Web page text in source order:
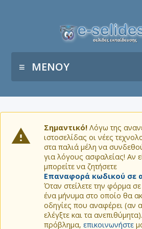
ΜΕΝΟΥ
Σημαντικό! Λόγω της
ιστοσελίδας οι νέες
στα παλιά μέλη να
για λόγους ασφαλείας! Αν
μπορείτε να ζητήσετε
Επαναφορά κωδικού σε
Όταν στείλετε την φόρμα
ένα μήνυμα στο οποίο θα
οδηγίες που αναφέρει (αν
ελέγξτε και τα
πρόβλημα, επικοινωνήστε